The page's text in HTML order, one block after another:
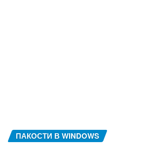
ПАКОСТИ В WINDOWS